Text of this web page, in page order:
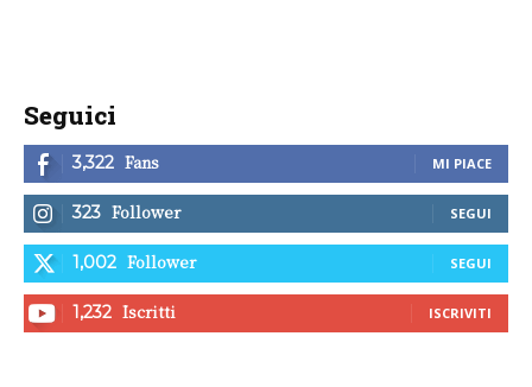
Seguici
3,322 Fans MI PIACE
323 Follower SEGUI
1,002 Follower SEGUI
1,232 Iscritti ISCRIVITI